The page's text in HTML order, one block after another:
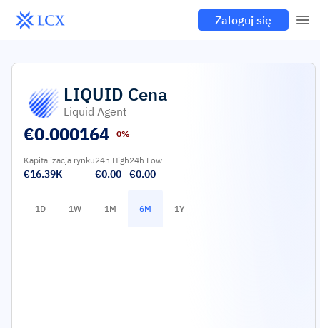
Zaloguj się
LIQUID Cena
Liquid Agent
€0.000164 0%
Kapitalizacja rynku
€16.39K
24h High
€0.00
24h Low
€0.00
1D 1W 1M 6M 1Y